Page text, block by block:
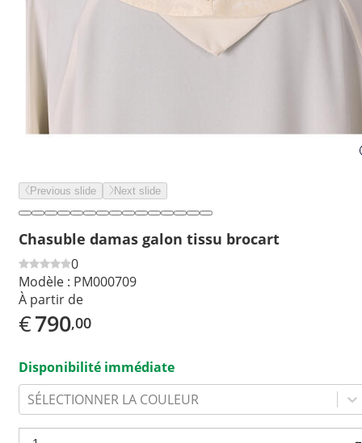
Previous slide Next slide
Chasuble damas galon tissu brocart
0
Modèle : PM000709
À partir de
€790,00
Disponibilité immédiate
SÉLECTIONNER LA COULEUR